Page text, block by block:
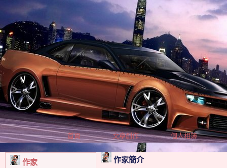
首頁 文章創作 個人相簿
作家 作家簡介